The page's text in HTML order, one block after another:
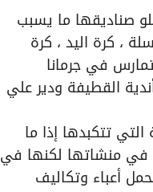
صناديقها ما يسبب
، كرة اليد ، كرة
في جرمانا
القطيفة ودير علي
تتكبدها إذا ما
في منشاتها لكنها في
أعباء وتكاليف